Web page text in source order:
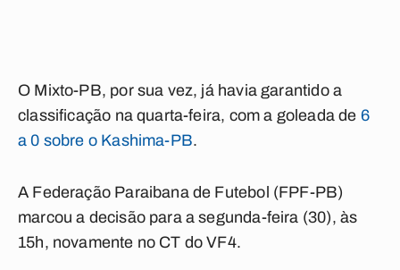
O Mixto-PB, por sua vez, já havia garantido a
classificação na quarta-feira, com a goleada de 6
a 0 sobre o Kashima-PB.
A Federação Paraibana de Futebol (FPF-PB)
marcou a decisão para a segunda-feira (30), às
15h, novamente no CT do VF4.